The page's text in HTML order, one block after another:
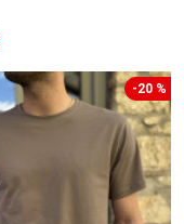
-20 %